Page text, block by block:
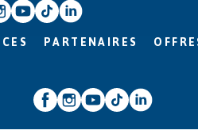
PARTENAIRES